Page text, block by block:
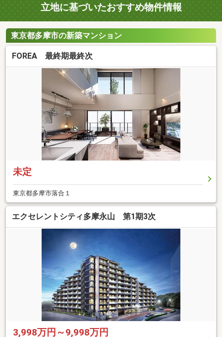
立地に基づいたおすすめ物件情報
東京都多摩市の新築マンション
FOREA 最終期最終次
未定
東京都多摩市落合１
エクセレントシティ多摩永山 第1期3次
3,998万円～9,998万円